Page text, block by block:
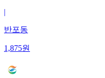
|
반포동
1,875원